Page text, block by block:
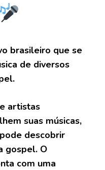
brasileiro que se
de diversos
artistas
suas músicas,
descobrir
gospel. O
com uma